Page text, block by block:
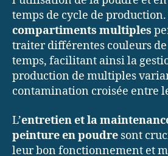
temps de cycle de production.
compartiments multiples
traiter différentes couleurs
temps, facilitant ainsi la
production de multiples
contamination croisée entre
L’entretien et la
peinture en poudre sont
leur bon fonctionnement et